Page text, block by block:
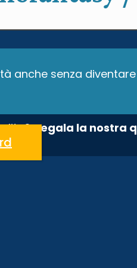
anche senza
Regala la nostra